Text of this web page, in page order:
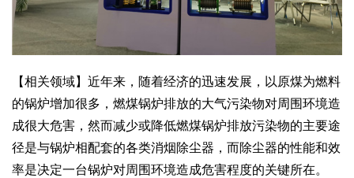
【相关领域】近年来，随着经济的迅速发展，以原煤为燃料
的锅炉增加很多，燃煤锅炉排放的大气污染物对周围环境造
成很大危害，然而减少或降低燃煤锅炉排放污染物的主要途
径是与锅炉相配套的各类消烟除尘器，而除尘器的性能和效
率是决定一台锅炉对周围环境造成危害程度的关键所在。